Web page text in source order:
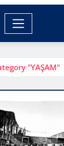
"YAŞAM"